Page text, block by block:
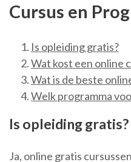
Cursus en
Is opleiding gratis?
Wat kost een online
Wat is de beste
Welk programma
Is opleiding gratis?
Ja, online gratis